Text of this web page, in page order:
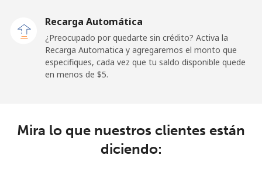
Celular ⁦6.9¢⁩
Nicaragua
Recarga Automática
¿Preocupado por quedarte sin crédito? Activa la
Recarga Automatica y agregaremos el monto que
especifiques, cada vez que tu saldo disponible quede
en menos de ⁦$5⁩.
Mira lo que nuestros clientes están
diciendo: